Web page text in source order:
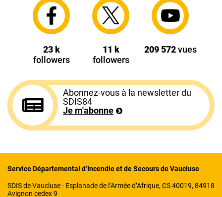
23 k
followers
11 k
followers
209 572vues
Abonnez-vous à la newsletter du
SDIS84
Je m'abonne
Service Départemental d’Incendie et de Secours de Vaucluse
SDIS de Vaucluse - Esplanade de l’Armée d’Afrique, CS 40019, 84918
Avignon cedex 9